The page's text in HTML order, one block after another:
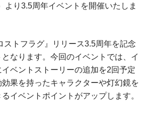
より3.5周年イベントを開催いたしま
ストフラグ』リリース3.5周年を記念
なります。今回のイベントでは、イ
ベントストーリーの追加を2回予定
果を持ったキャラクターや灯幻鏡を
イベントポイントがアップします。